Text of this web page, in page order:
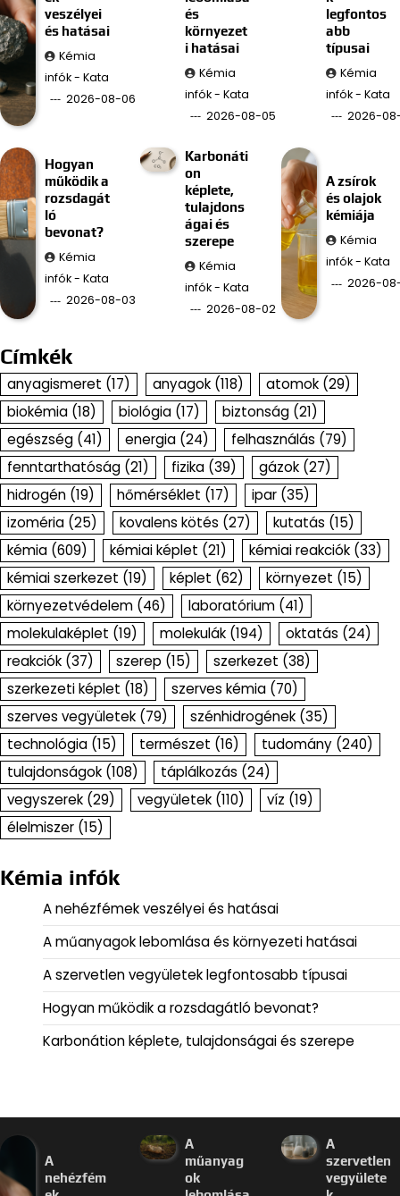
veszélyei
és hatásai
Kémia
infók - Kata
2026-08-06
és
környezet
i hatásai
Kémia
infók - Kata
2026-08-05
legfontos
abb
típusai
Kémia
infók - Kata
2026-
Hogyan
működik a
rozsdagát
ló
bevonat?
Kémia
infók - Kata
2026-08-03
Karbonáti
on
képlete,
tulajdons
ágai és
szerepe
Kémia
infók - Kata
2026-08-02
A zsírok
és olajok
kémiája
Kémia
infók - Kata
2026-
Címkék
anyagismeret (17) anyagok (118) atomok (29)
biokémia (18) biológia (17) biztonság (21)
egészség (41) energia (24) felhasználás (79)
fenntarthatóság (21) fizika (39) gázok (27)
hidrogén (19) hőmérséklet (17) ipar (35)
izoméria (25) kovalens kötés (27) kutatás (15)
kémia (609) kémiai képlet (21) kémiai reakciók (33)
kémiai szerkezet (19) képlet (62) környezet (15)
környezetvédelem (46) laboratórium (41)
molekulaképlet (19) molekulák (194) oktatás (24)
reakciók (37) szerep (15) szerkezet (38)
szerkezeti képlet (18) szerves kémia (70)
szerves vegyületek (79) szénhidrogének (35)
technológia (15) természet (16) tudomány (240)
tulajdonságok (108) táplálkozás (24)
vegyszerek (29) vegyületek (110) víz (19)
élelmiszer (15)
Kémia infók
A nehézfémek veszélyei és hatásai
A műanyagok lebomlása és környezeti hatásai
A szervetlen vegyületek legfontosabb típusai
Hogyan működik a rozsdagátló bevonat?
Karbonátion képlete, tulajdonságai és szerepe
A
nehézfém
A
műanyag
ok
A
szervetlen
vegyülete